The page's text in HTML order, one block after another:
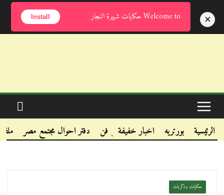
الأحد, أغسطس 9, 2026
.
.
الرئيسية بورتريه اخبار خفيفة فن دفتر احوال مجتمع مصر
حكايات وذكريات
Welcome to حكايات شهيرة النجار Install ×